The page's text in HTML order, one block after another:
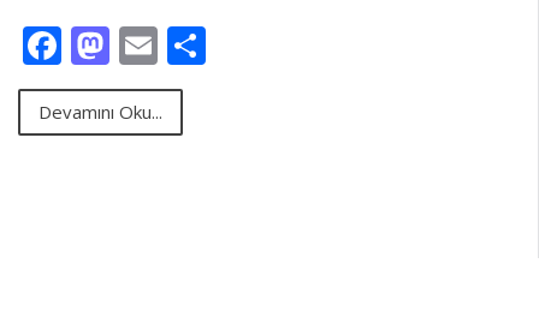
Facebook
Mastodon
Email
Devamını Oku...